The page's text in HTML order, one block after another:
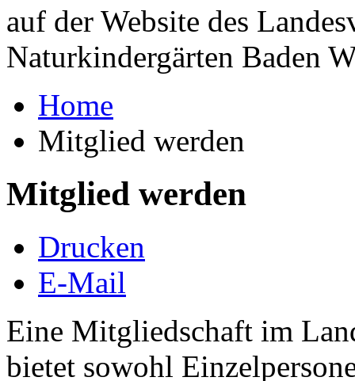
auf der Website des
Naturkindergärten Baden
Home
Mitglied werden
Mitglied werden
Drucken
E-Mail
Eine Mitgliedschaft im
bietet sowohl